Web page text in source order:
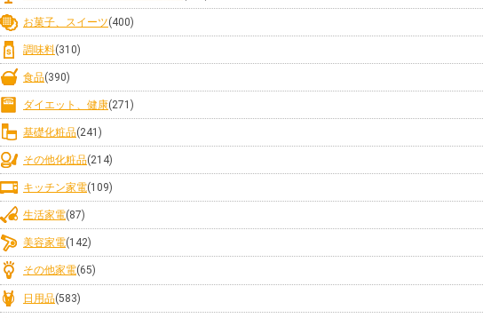
お菓子、スイーツ(400)
調味料(310)
食品(390)
ダイエット、健康(271)
基礎化粧品(241)
その他化粧品(214)
キッチン家電(109)
生活家電(87)
美容家電(142)
その他家電(65)
日用品(583)